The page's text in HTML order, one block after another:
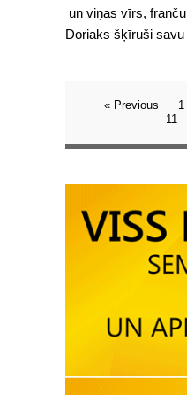
un viņas vīrs,
Doriaks šķīruši savu
« Previous 1
11